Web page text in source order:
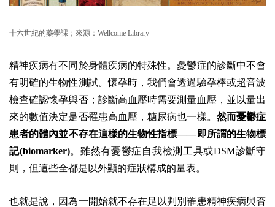
十六世紀的藥學課；來源：Wellcome Library
精神疾病有不同於身體疾病的特殊性。憂鬱症的診斷中不會
有明確的生物性測試。懷孕時，我們會透過驗孕棒或超音波
檢查確認懷孕與否；診斷高血壓時需要測量血壓，並以量出
來的數值決定是否罹患高血壓，糖尿病也一樣。 然而憂鬱症
患者的體內並不存在這樣的生物性指標——即所謂的生物標
記(biomarker)。雖然有憂鬱症自我檢測工具或DSM診斷守
則，但這些全都是以外顯的症狀構成的量表。
也就是說，因為一開始就不存在足以判別罹患精神疾病與否